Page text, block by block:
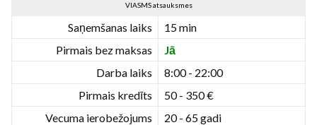
VIASMS atsauksmes
Saņemšanas laiks
15 min
Pirmais bez maksas
Jā
Darba laiks
8:00 - 22:00
Pirmais kredīts
50 - 350 €
Vecuma ierobežojums
20 - 65 gadi